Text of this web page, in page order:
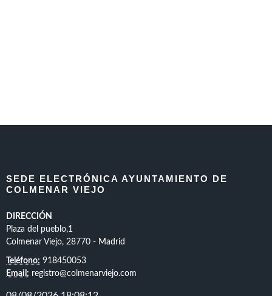
SEDE ELECTRÓNICA AYUNTAMIENTO DE
COLMENAR VIEJO
DIRECCIÓN
Plaza del pueblo,1
Colmenar Viejo, 28770 - Madrid
Teléfono: 918450053
Email: registro@colmenarviejo.com